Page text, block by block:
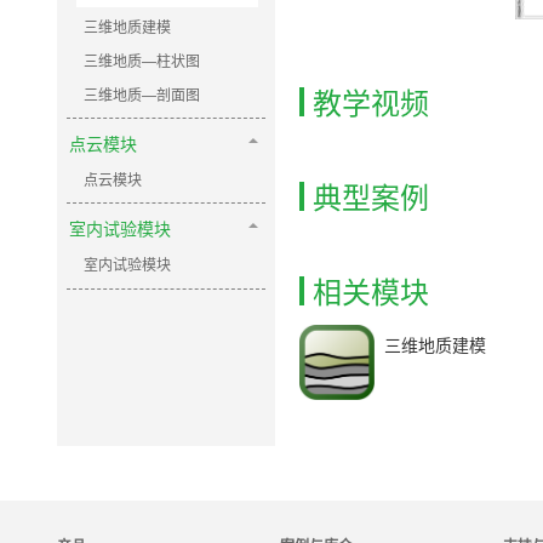
三维地质建模
三维地质—柱状图
三维地质—剖面图
点云模块
点云模块
室内试验模块
室内试验模块
教学视频
典型案例
相关模块
三维地质建模